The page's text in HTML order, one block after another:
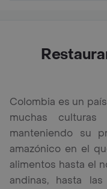
Colombia es un
muchas
manteniendo su
amazónico en el
alimentos hasta el
andinas, hasta